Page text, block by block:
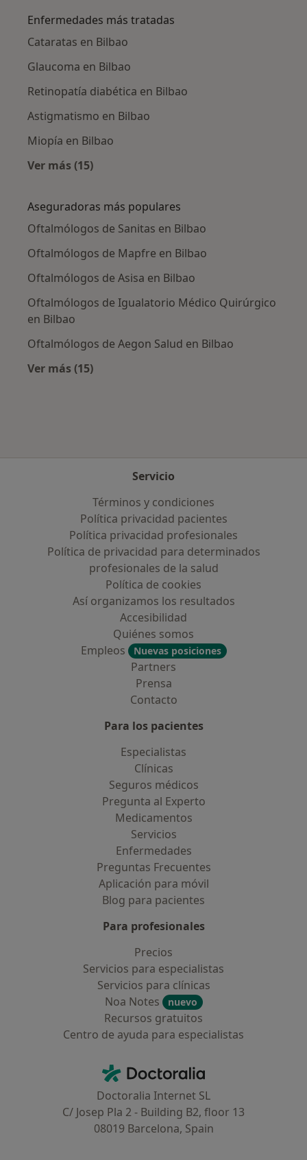
Enfermedades más tratadas
Cataratas en Bilbao
Glaucoma en Bilbao
Retinopatía diabética en Bilbao
Astigmatismo en Bilbao
Miopía en Bilbao
Ver más (15)
Aseguradoras más populares
Oftalmólogos de Sanitas en Bilbao
Oftalmólogos de Mapfre en Bilbao
Oftalmólogos de Asisa en Bilbao
Oftalmólogos de Igualatorio Médico Quirúrgico
en Bilbao
Oftalmólogos de Aegon Salud en Bilbao
Ver más (15)
Servicio
Términos y condiciones
Política privacidad pacientes
Política privacidad profesionales
Política de privacidad para determinados
profesionales de la salud
Política de cookies
Así organizamos los resultados
Accesibilidad
Quiénes somos
Empleos
Nuevas posiciones
Partners
Prensa
Contacto
Para los pacientes
Especialistas
Clínicas
Seguros médicos
Pregunta al Experto
Medicamentos
Servicios
Enfermedades
Preguntas Frecuentes
Aplicación para móvil
Blog para pacientes
Para profesionales
Precios
Servicios para especialistas
Servicios para clínicas
Noa Notes
nuevo
Recursos gratuitos
Centro de ayuda para especialistas
Doctoralia - Página de inicio
Doctoralia Internet SL
C/ Josep Pla 2 - Building B2, floor 13
08019 Barcelona, Spain